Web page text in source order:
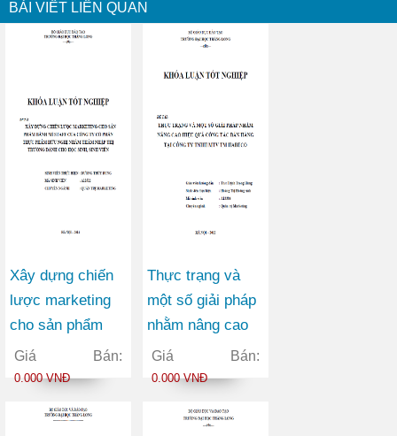
BÀI VIẾT LIÊN QUAN
Xây dựng chiến
lược marketing
cho sản phẩm
bánh mì Staff của
Công ty Cổ phần
Nghị nhằm thâm
Giá Bán:
0.000 VNĐ
Thực trạng và
một số giải pháp
nhằm nâng cao
hiệu quả công tác
bán hàng tại
MTV Thương mại
Giá Bán:
0.000 VNĐ